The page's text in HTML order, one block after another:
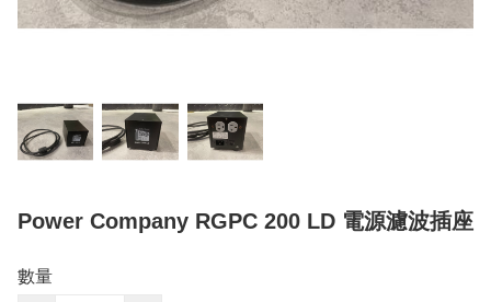
Power Company RGPC 200 LD 電源濾波插座
數量